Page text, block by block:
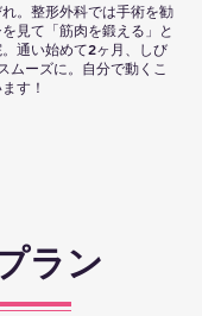
。整形外科では手術を勧
見て「筋肉を鍛える」と
通い始めて2ヶ月、しび
ムーズに。自分で動くこ
す！
ラン